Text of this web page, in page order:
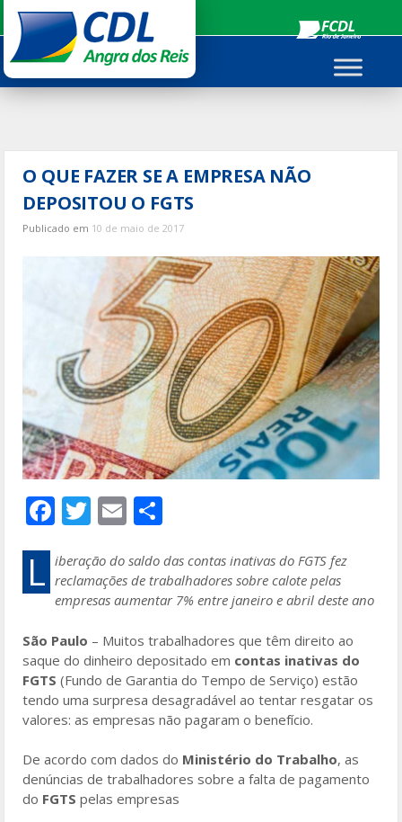
para
conteúdo
O QUE FAZER SE A EMPRESA NÃO
DEPOSITOU O FGTS
Publicado em 10 de maio de 2017
F
ac
e
b
o
o
k
T
w
itt
er
E
m
ai
l
ar
e
L iberação do saldo das contas inativas do FGTS fez
reclamações de trabalhadores sobre calote pelas
empresas aumentar 7% entre janeiro e abril deste ano
São Paulo – Muitos trabalhadores que têm direito ao
saque do dinheiro depositado em contas inativas do
FGTS (Fundo de Garantia do Tempo de Serviço) estão
tendo uma surpresa desagradável ao tentar resgatar os
valores: as empresas não pagaram o benefício.
De acordo com dados do Ministério do Trabalho, as
denúncias de trabalhadores sobre a falta de pagamento
do FGTS pelas empresas